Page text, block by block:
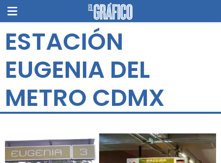
ESTACIÓN
EUGENIA DEL
METRO CDMX